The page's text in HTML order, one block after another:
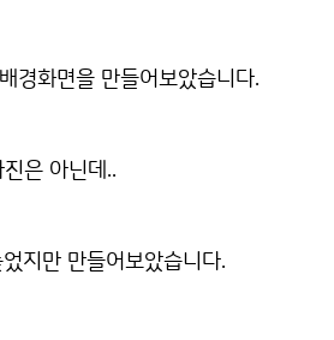
경화면을 만들어보았습니다.
은 아닌데..
지만 만들어보았습니다.